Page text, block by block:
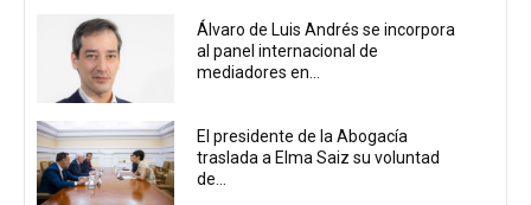
Álvaro de Luis Andrés se incorpora
al panel internacional de
mediadores en...
El presidente de la Abogacía
traslada a Elma Saiz su voluntad
de...